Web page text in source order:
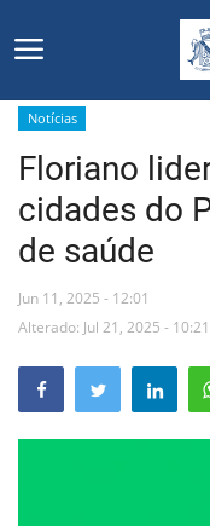
Início
Editais
Floriano
Mural de Licitações
Notícias
Floriano
cidades do
de saúde
Jun 11, 2025 - 12:01
Alterado: Jul 21, 2025 - 10:21